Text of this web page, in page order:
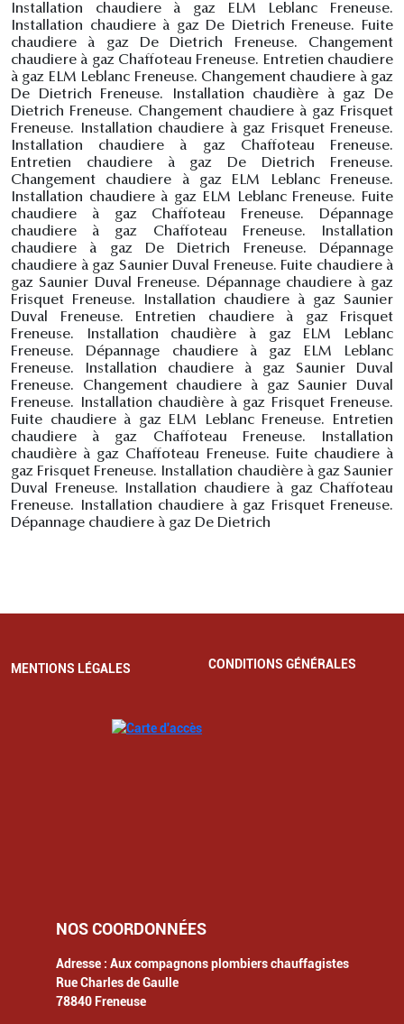
Installation chaudiere à gaz ELM Leblanc Freneuse.
Installation chaudiere à gaz De Dietrich Freneuse. Fuite
chaudiere à gaz De Dietrich Freneuse. Changement
chaudiere à gaz Chaffoteau Freneuse. Entretien chaudiere
à gaz ELM Leblanc Freneuse. Changement chaudiere à gaz
De Dietrich Freneuse. Installation chaudière à gaz De
Dietrich Freneuse. Changement chaudiere à gaz Frisquet
Freneuse. Installation chaudiere à gaz Frisquet Freneuse.
Installation chaudiere à gaz Chaffoteau Freneuse.
Entretien chaudiere à gaz De Dietrich Freneuse.
Changement chaudiere à gaz ELM Leblanc Freneuse.
Installation chaudiere à gaz ELM Leblanc Freneuse. Fuite
chaudiere à gaz Chaffoteau Freneuse. Dépannage
chaudiere à gaz Chaffoteau Freneuse. Installation
chaudiere à gaz De Dietrich Freneuse. Dépannage
chaudiere à gaz Saunier Duval Freneuse. Fuite chaudiere à
gaz Saunier Duval Freneuse. Dépannage chaudiere à gaz
Frisquet Freneuse. Installation chaudiere à gaz Saunier
Duval Freneuse. Entretien chaudiere à gaz Frisquet
Freneuse. Installation chaudière à gaz ELM Leblanc
Freneuse. Dépannage chaudiere à gaz ELM Leblanc
Freneuse. Installation chaudiere à gaz Saunier Duval
Freneuse. Changement chaudiere à gaz Saunier Duval
Freneuse. Installation chaudière à gaz Frisquet Freneuse.
Fuite chaudiere à gaz ELM Leblanc Freneuse. Entretien
chaudiere à gaz Chaffoteau Freneuse. Installation
chaudière à gaz Chaffoteau Freneuse. Fuite chaudiere à
gaz Frisquet Freneuse. Installation chaudière à gaz Saunier
Duval Freneuse. Installation chaudiere à gaz Chaffoteau
Freneuse. Installation chaudiere à gaz Frisquet Freneuse.
Dépannage chaudiere à gaz De Dietrich
MENTIONS LÉGALES CONDITIONS GÉNÉRALES
NOS COORDONNÉES
Adresse : Aux compagnons plombiers chauffagistes
Rue Charles de Gaulle
78840 Freneuse